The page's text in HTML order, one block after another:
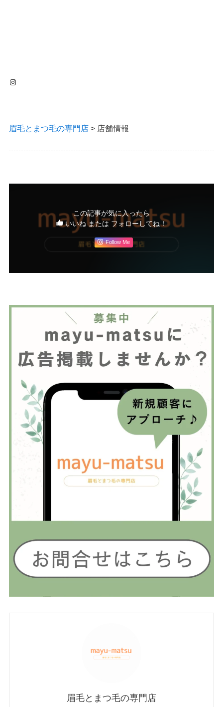
Instagram
眉毛とまつ毛の専門店> 店舗情報
この記事が気に入ったら
いいね または フォローしてね！
Follow Me
眉毛とまつ毛の専門店